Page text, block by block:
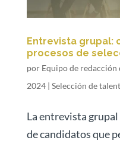
Entrevista grupal:
procesos de
por Equipo de redacción
2024| Selección de
La entrevista
de candidatos que